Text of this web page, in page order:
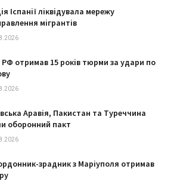
Іспанії ліквідувала мережу
мігрантів
РФ отримав 15 років тюрми за удари по
Аравія, Пакистан та Туреччина
оборонний пакт
зрадник з Маріуполя отримав